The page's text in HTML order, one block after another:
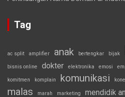
Tag
ac split amplifier anak bertengkar bijak
bisnis online dokter elektronika emosi
komitmen komplain komunikasi
malas marah marketing mendidik